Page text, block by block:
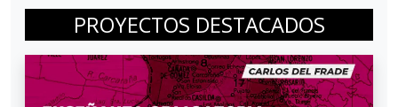
PROYECTOS DESTACADOS